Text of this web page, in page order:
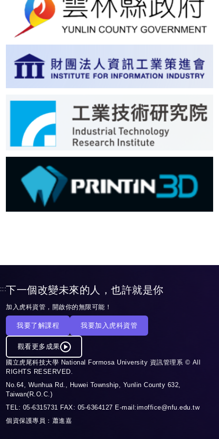
:::下一個改變未來的人，也許就是你
加入虎科資管，開啟你的無限可能！
我要了解課程 我要加入虎科資管
觀看更多成果
國立虎尾科技大學 National Formosa University 資訊管理系 © All
RIGHTS RESERVED.
No.64, Wunhua Rd., Huwei Township, Yunlin County 632,
Taiwan(R.O.C.)
TEL: 05-6315731 FAX: 05-6364127 E-mail:imoffice@nfu.edu.tw
個資保護專員：蕭進嘉